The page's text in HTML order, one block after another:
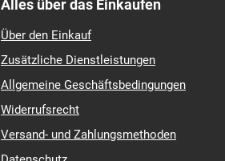
Alles über das Einkaufen
Über den Einkauf
Zusätzliche Dienstleistungen
Allgemeine Geschäftsbedingungen
Widerrufsrecht
Versand- und Zahlungsmethoden